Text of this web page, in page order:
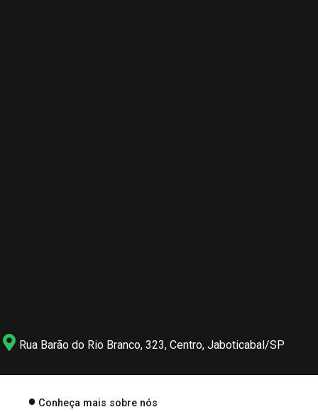
Rua Barão do Rio Branco, 323, Centro, Jaboticabal/SP
Conheça mais sobre nós